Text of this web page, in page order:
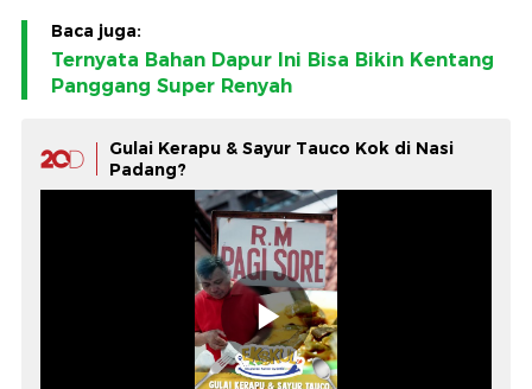
Baca juga:
Ternyata Bahan Dapur Ini Bisa Bikin Kentang
Panggang Super Renyah
Gulai Kerapu & Sayur Tauco Kok di Nasi
Padang?